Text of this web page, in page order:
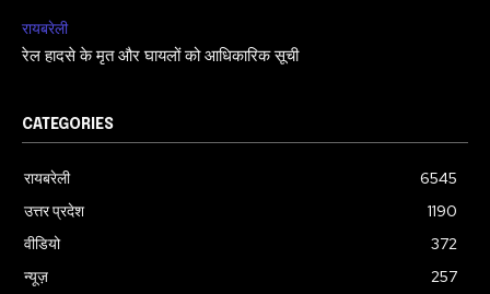
रायबरेली
रेल हादसे के मृत और घायलों को आधिकारिक सूची
CATEGORIES
रायबरेली
6545
उत्तर प्रदेश
1190
वीडियो
372
न्यूज़
257